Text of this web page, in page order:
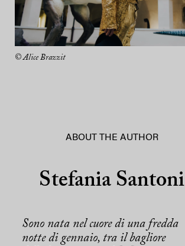
© Alice Brazzit
ABOUT THE AUTHOR
Stefania Santoni
Sono nata nel cuore di una fredda
notte di gennaio, tra il bagliore